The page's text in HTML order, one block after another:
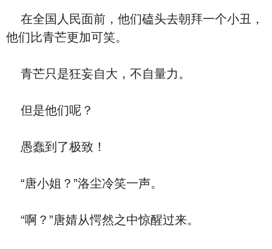
在全国人民面前，他们磕头去朝拜一个小丑，
他们比青芒更加可笑。
青芒只是狂妄自大，不自量力。
但是他们呢？
愚蠢到了极致！
“唐小姐？”洛尘冷笑一声。
“啊？”唐婧从愕然之中惊醒过来。